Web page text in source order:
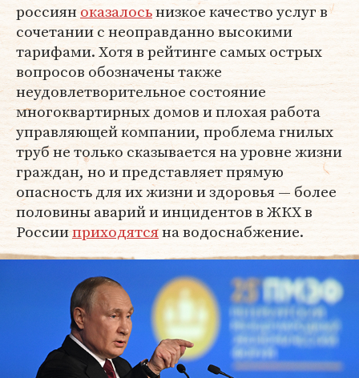
россияноказалосьнизкое качество услуг в
сочетании с неоправданно высокими
тарифами. Хотя в рейтинге самых острых
вопросов обозначены также
неудовлетворительное состояние
многоквартирных домов и плохая работа
управляющей компании, проблема гнилых
труб не только сказывается на уровне жизни
граждан, но и представляет прямую
опасность для их жизни и здоровья — более
половины аварий и инцидентов в ЖКХ в
Россииприходятсяна водоснабжение.